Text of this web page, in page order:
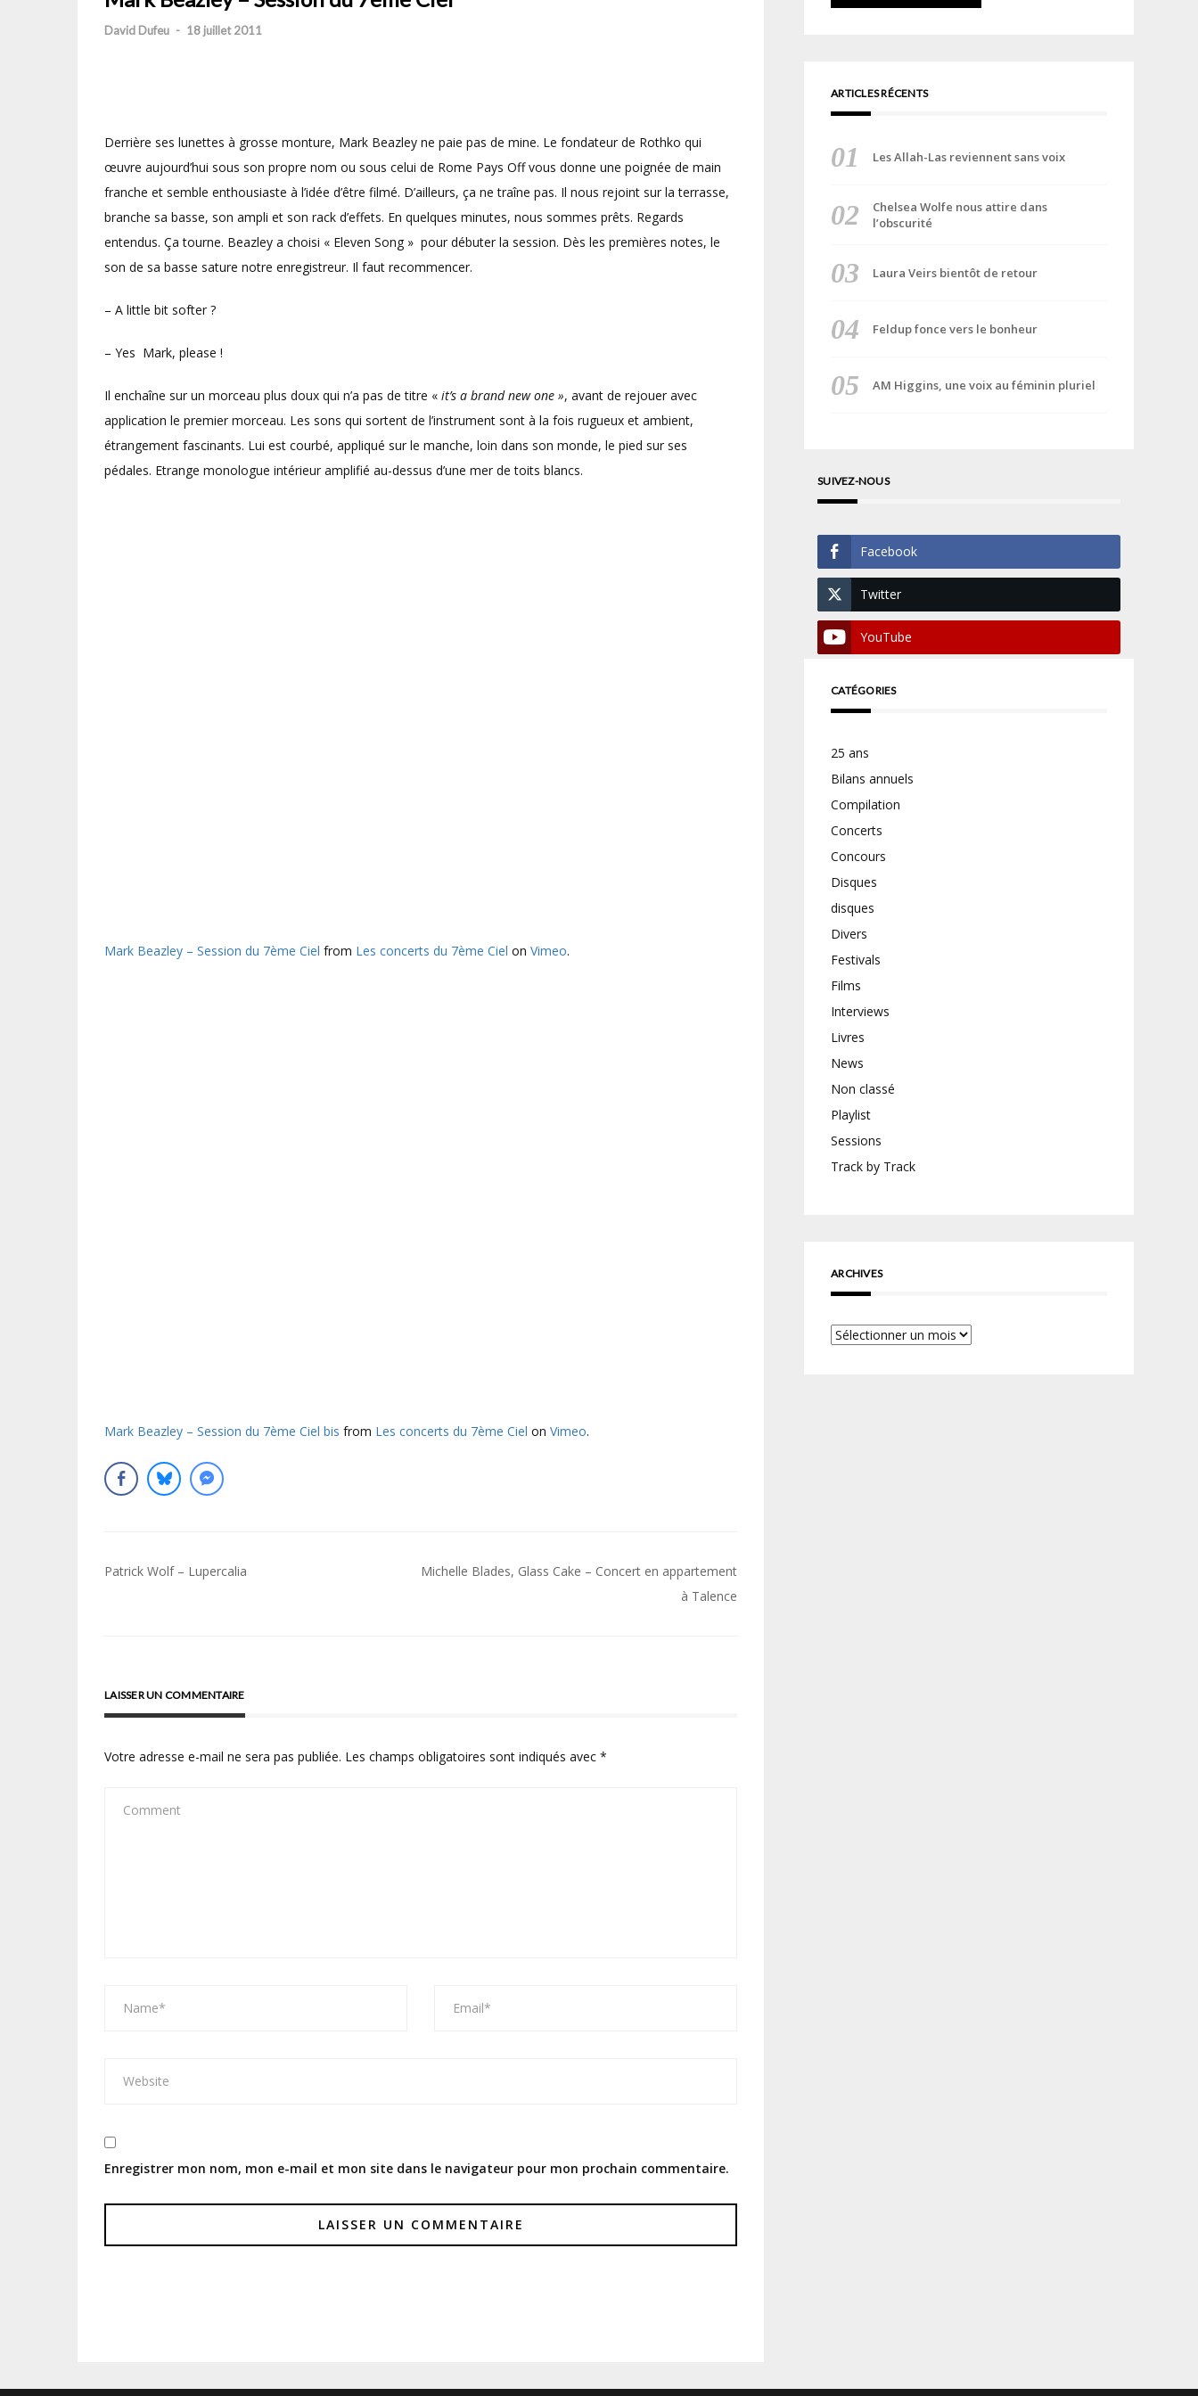
David Dufeu - 18 juillet 2011
Derrière ses lunettes à grosse monture, Mark Beazley ne paie pas de mine. Le fondateur de Rothko qui
œuvre aujourd’hui sous son propre nom ou sous celui de Rome Pays Off vous donne une poignée de main
franche et semble enthousiaste à l’idée d’être filmé. D’ailleurs, ça ne traîne pas. Il nous rejoint sur la terrasse,
branche sa basse, son ampli et son rack d’effets. En quelques minutes, nous sommes prêts. Regards
entendus. Ça tourne. Beazley a choisi « Eleven Song » pour débuter la session. Dès les premières notes, le
son de sa basse sature notre enregistreur. Il faut recommencer.
– A little bit softer ?
– Yes Mark, please !
Il enchaîne sur un morceau plus doux qui n’a pas de titre « it’s a brand new one », avant de rejouer avec
application le premier morceau. Les sons qui sortent de l’instrument sont à la fois rugueux et ambient,
étrangement fascinants. Lui est courbé, appliqué sur le manche, loin dans son monde, le pied sur ses
pédales. Etrange monologue intérieur amplifié au-dessus d’une mer de toits blancs.
Mark Beazley – Session du 7ème Ciel from Les concerts du 7ème Ciel on Vimeo.
Mark Beazley – Session du 7ème Ciel bis from Les concerts du 7ème Ciel on Vimeo.
Navigation
Patrick Wolf – Lupercalia
Michelle Blades, Glass Cake – Concert en appartement
à Talence
LAISSER UN COMMENTAIRE
Votre adresse e-mail ne sera pas publiée. Les champs obligatoires sont indiqués avec *
Enregistrer mon nom, mon e-mail et mon site dans le navigateur pour mon prochain commentaire.
ARTICLES RÉCENTS
Les Allah-Las reviennent sans voix
Chelsea Wolfe nous attire dans
l’obscurité
Laura Veirs bientôt de retour
Feldup fonce vers le bonheur
AM Higgins, une voix au féminin pluriel
SUIVEZ-NOUS
Facebook
Twitter
YouTube
CATÉGORIES
25 ans
Bilans annuels
Compilation
Concerts
Concours
Disques
disques
Divers
Festivals
Films
Interviews
Livres
News
Non classé
Playlist
Sessions
Track by Track
ARCHIVES
Archives